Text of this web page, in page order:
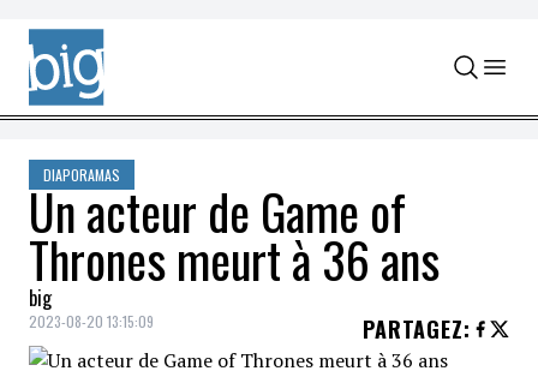
Skip to content
DIAPORAMAS
Un acteur de Game of
Thrones meurt à 36 ans
big
2023-08-20 13:15:09 PARTAGEZ: